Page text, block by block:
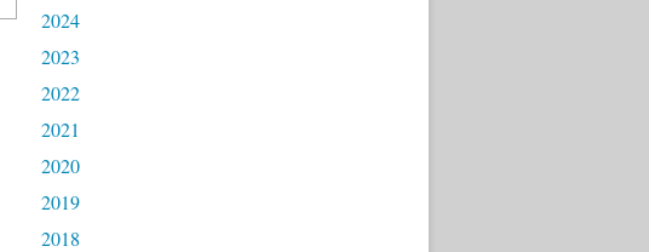
2024
2023
2022
2021
2020
2019
2018